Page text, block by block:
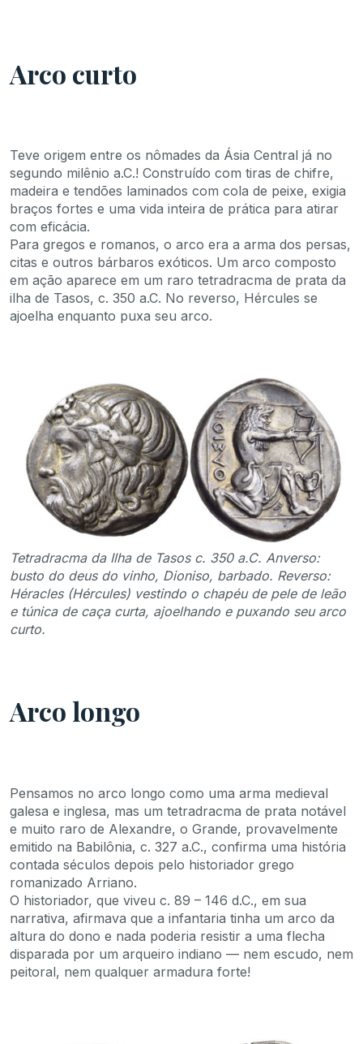
Arco curto
Teve origem entre os nômades da Ásia Central já no
segundo milênio a.C.! Construído com tiras de chifre,
madeira e tendões laminados com cola de peixe, exigia
braços fortes e uma vida inteira de prática para atirar
com eficácia.
Para gregos e romanos, o arco era a arma dos persas,
citas e outros bárbaros exóticos. Um arco composto
em ação aparece em um raro tetradracma de prata da
ilha de Tasos, c. 350 a.C. No reverso, Hércules se
ajoelha enquanto puxa seu arco.
Tetradracma da Ilha de Tasos c. 350 a.C. Anverso:
busto do deus do vinho, Dioniso, barbado. Reverso:
Héracles (Hércules) vestindo o chapéu de pele de leão
e túnica de caça curta, ajoelhando e puxando seu arco
curto.
Arco longo
Pensamos no arco longo como uma arma medieval
galesa e inglesa, mas um tetradracma de prata notável
e muito raro de Alexandre, o Grande, provavelmente
emitido na Babilônia, c. 327 a.C., confirma uma história
contada séculos depois pelo historiador grego
romanizado Arriano.
O historiador, que viveu c. 89 – 146 d.C., em sua
narrativa, afirmava que a infantaria tinha um arco da
altura do dono e nada poderia resistir a uma flecha
disparada por um arqueiro indiano — nem escudo, nem
peitoral, nem qualquer armadura forte!